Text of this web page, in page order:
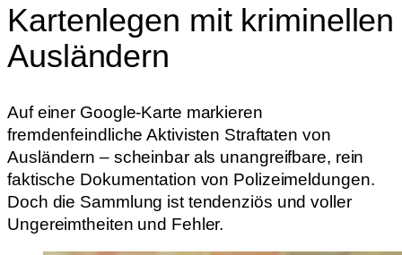
Kartenlegen mit kriminellen
Ausländern
Auf einer Google-Karte markieren
fremdenfeindliche Aktivisten Straftaten von
Ausländern – scheinbar als unangreifbare, rein
faktische Dokumentation von Polizeimeldungen.
Doch die Sammlung ist tendenziös und voller
Ungereimtheiten und Fehler.